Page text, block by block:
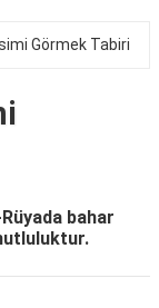
Görmek Tabiri
bahar